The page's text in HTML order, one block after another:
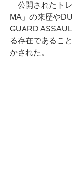
公開されたト
MA」の来歴や
GUARD
る存在であるこ
かされた。